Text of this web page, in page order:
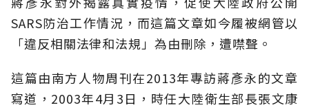
SARS防治工作情況，而這篇文章如今履被網管以
「違反相關法律和法規」為由刪除，遭噤聲。
這篇由南方人物周刊在2013年專訪蔣彥永的文章
寫道，2003年4月3日，時任大陸衛生部長張文康